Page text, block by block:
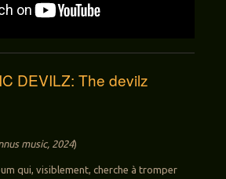
DEVILZ: The devilz
music, 2024)
qui, visiblement, cherche à tromper